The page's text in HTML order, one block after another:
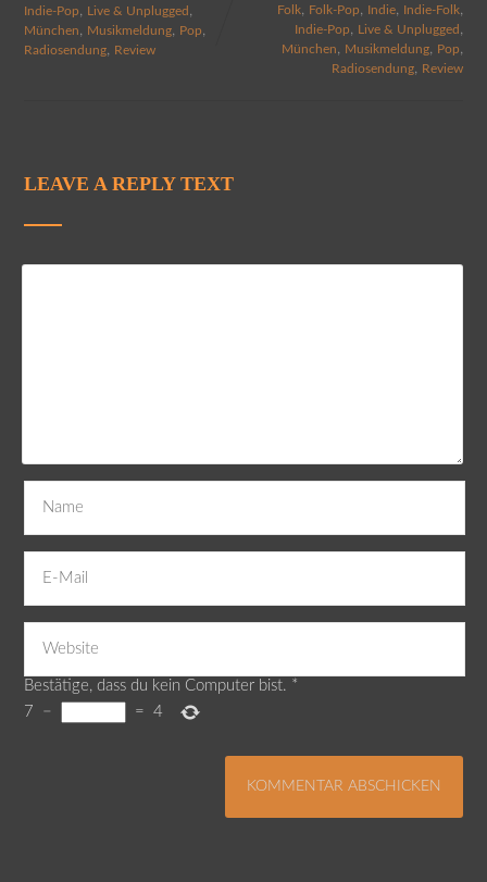
Indie-Pop Live & Unplugged
München Musikmeldung, Pop
Radiosendung, Review
Folk Folk-Pop Indie Indie-Folk
Indie-Pop Live & Unplugged
München Musikmeldung Pop
Radiosendung Review
LEAVE A REPLY TEXT
Bestätige, dass du kein Computer bist. *
7
− = 4